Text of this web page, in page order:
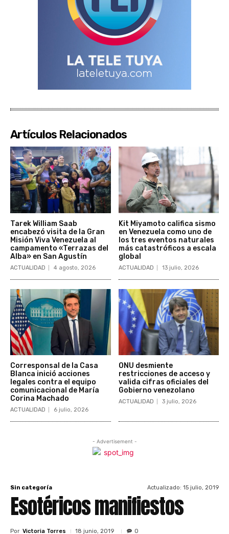
Artículos Relacionados
Tarek William Saab
encabezó visita de la Gran
Misión Viva Venezuela al
campamento «Terrazas del
Alba» en San Agustín
ACTUALIDAD 4 agosto, 2026
Kit Miyamoto califica sismo
en Venezuela como uno de
los tres eventos naturales
más catastróficos a escala
global
ACTUALIDAD 13 julio, 2026
Corresponsal de la Casa
Blanca inició acciones
legales contra el equipo
comunicacional de María
Corina Machado
ACTUALIDAD 6 julio, 2026
ONU desmiente
restricciones de acceso y
valida cifras oficiales del
Gobierno venezolano
ACTUALIDAD 3 julio, 2026
- Advertisement -